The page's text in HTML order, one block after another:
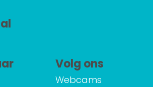
Volg ons
Webcams